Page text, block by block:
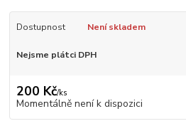
Dostupnost Není skladem
Nejsme plátci DPH
200 Kč/ks
Momentálně není k dispozici